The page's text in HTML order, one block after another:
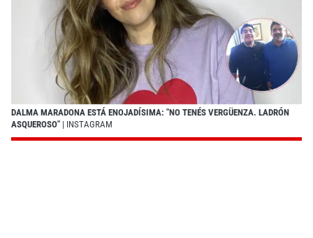
DALMA MARADONA ESTÁ ENOJADÍSIMA: "NO TENÉS VERGÜENZA. LADRÓN
ASQUEROSO" | INSTAGRAM